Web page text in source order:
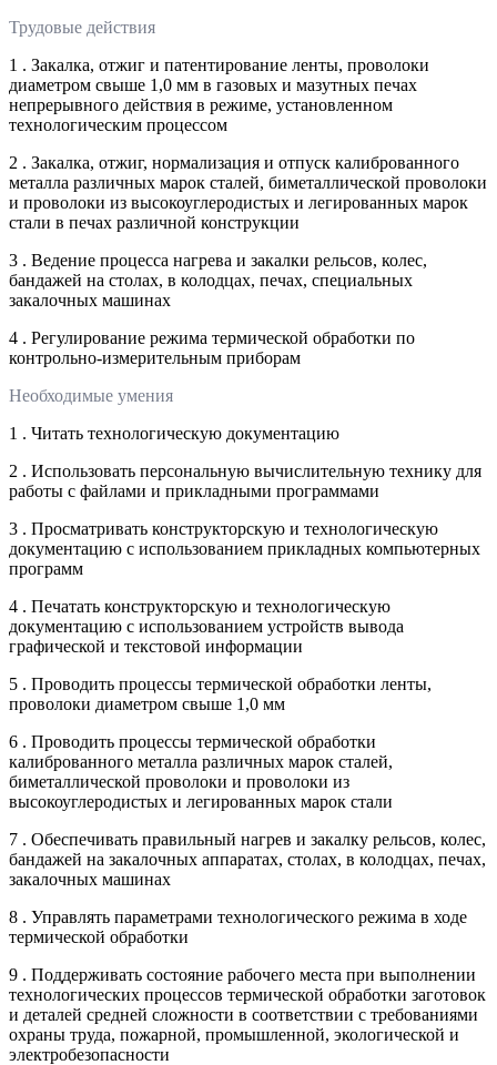
Трудовые действия
1 . Закалка, отжиг и патентирование ленты, проволоки
диаметром свыше 1,0 мм в газовых и мазутных печах
непрерывного действия в режиме, установленном
технологическим процессом
2 . Закалка, отжиг, нормализация и отпуск калиброванного
металла различных марок сталей, биметаллической проволоки
и проволоки из высокоуглеродистых и легированных марок
стали в печах различной конструкции
3 . Ведение процесса нагрева и закалки рельсов, колес,
бандажей на столах, в колодцах, печах, специальных
закалочных машинах
4 . Регулирование режима термической обработки по
контрольно-измерительным приборам
Необходимые умения
1 . Читать технологическую документацию
2 . Использовать персональную вычислительную технику для
работы с файлами и прикладными программами
3 . Просматривать конструкторскую и технологическую
документацию с использованием прикладных компьютерных
программ
4 . Печатать конструкторскую и технологическую
документацию с использованием устройств вывода
графической и текстовой информации
5 . Проводить процессы термической обработки ленты,
проволоки диаметром свыше 1,0 мм
6 . Проводить процессы термической обработки
калиброванного металла различных марок сталей,
биметаллической проволоки и проволоки из
высокоуглеродистых и легированных марок стали
7 . Обеспечивать правильный нагрев и закалку рельсов, колес,
бандажей на закалочных аппаратах, столах, в колодцах, печах,
закалочных машинах
8 . Управлять параметрами технологического режима в ходе
термической обработки
9 . Поддерживать состояние рабочего места при выполнении
технологических процессов термической обработки заготовок
и деталей средней сложности в соответствии с требованиями
охраны труда, пожарной, промышленной, экологической и
электробезопасности